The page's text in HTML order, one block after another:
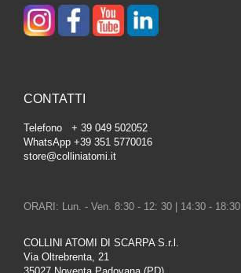
CONTATTI
Telefono + 39 049 502052
WhatsApp +39 351 5770016
store@colliniatomi.it
ORARI: Lun. - Ven. 8:30 - 12: 30 | 14:30 - 18:30
COLLINI ATOMI DI SCARPA S.r.l.
Via Oltrebrenta, 21